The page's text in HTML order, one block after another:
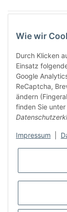
Wie wir
Durch Klicken
Einsatz
Google
ReCaptcha,
ändern
finden Sie unter
Impressum
E-Mail-Adresse
Bitte senden Sie mir
und jederzeit
Newsletter
Für Ihren
Den Gutschein